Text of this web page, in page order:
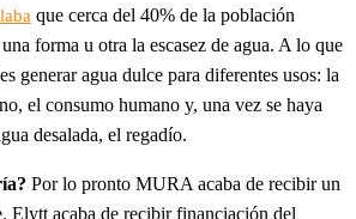
que cerca del 40% de la población
forma u otra la escasez de agua. A lo que
generar agua dulce para diferentes usos: la
el consumo humano y, una vez se haya
desalada, el regadío.
Por lo pronto MURA acaba de recibir un
Elytt acaba de recibir financiación del